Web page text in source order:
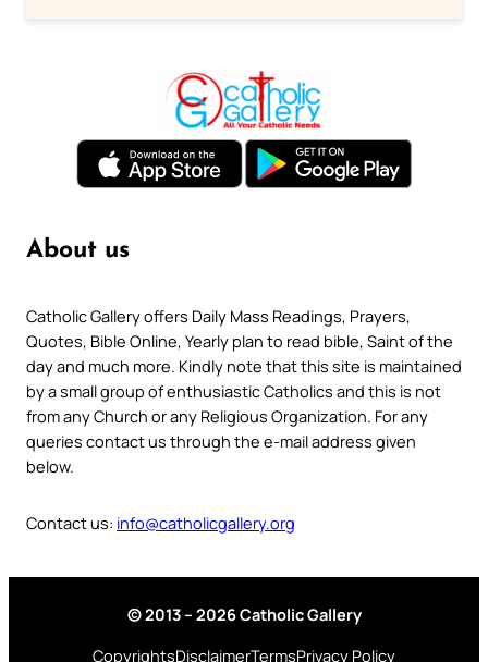
About us
Catholic Gallery offers Daily Mass Readings, Prayers,
Quotes, Bible Online, Yearly plan to read bible, Saint of the
day and much more. Kindly note that this site is maintained
by a small group of enthusiastic Catholics and this is not
from any Church or any Religious Organization. For any
queries contact us through the e-mail address given
below.
Contact us: info@catholicgallery.org
© 2013 – 2026 Catholic Gallery
CopyrightsDisclaimerTermsPrivacy Policy